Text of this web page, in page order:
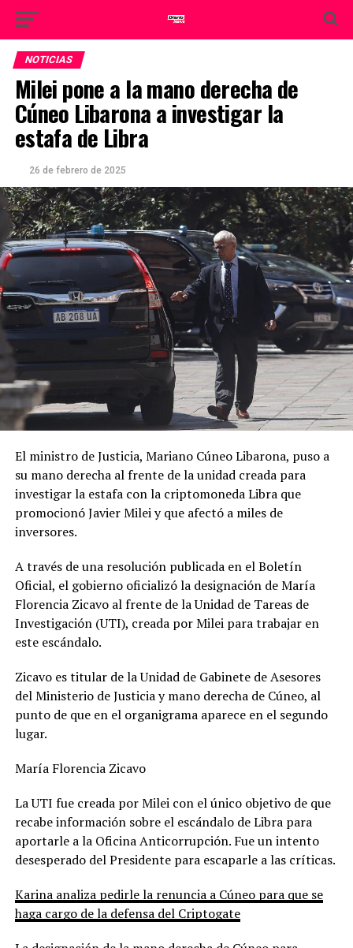
NOTICIAS
Milei pone a la mano derecha de
Cúneo Libarona a investigar la
estafa de Libra
26 de febrero de 2025
El ministro de Justicia, Mariano Cúneo Libarona, puso a
su mano derecha al frente de la unidad creada para
investigar la estafa con la criptomoneda Libra que
promocionó Javier Milei y que afectó a miles de
inversores.
A través de una resolución publicada en el Boletín
Oficial, el gobierno oficializó la designación de María
Florencia Zicavoalfrente de la Unidad de Tareas de
Investigación (UTI), creada por Milei para trabajar en
este escándalo.
Zicavo estitular de la Unidad de Gabinete de Asesores
del Ministerio de Justicia y mano derecha de Cúneo, al
punto de que en el organigrama aparece en el segundo
lugar.
María Florencia Zicavo
La UTI fue creada por Milei con el único objetivo de que
recabe información sobre el escándalo de Libra para
aportarle a la Oficina Anticorrupción. Fue un intento
desesperado del Presidente para escaparle a las críticas.
Karina analiza pedirle la renuncia a Cúneo para que se
haga cargo de la defensa del Criptogate